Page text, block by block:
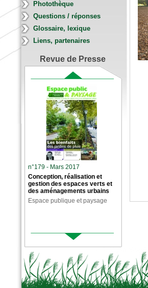
Photothèque
Questions / réponses
Glossaire, lexique
Liens, partenaires
Revue de Presse
n°179 - Mars 2017
Conception, réalisation et
gestion des espaces verts et
des aménagements urbains
Espace publique et paysage